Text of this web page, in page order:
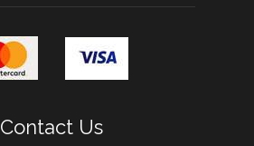
Contact Us